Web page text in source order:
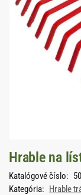
Hrable na
Katalógové číslo:
Kategória: Hrable